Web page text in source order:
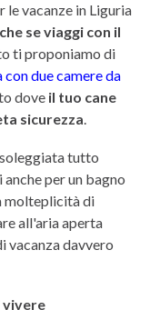
le vacanze in Liguria
se viaggi con il
ti proponiamo di
con due camere da
dove il tuo cane
sicurezza.
tutto
per un bagno
molteplicità di
all'aria aperta
vacanza davvero
vivere